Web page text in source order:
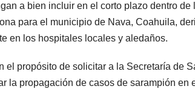
a bien incluir en el corto plazo dentro
para el municipio de Nava, Coahuila,
en los hospitales locales y aledaños.
el propósito de solicitar a la Secretaría de
la propagación de casos de sarampión en